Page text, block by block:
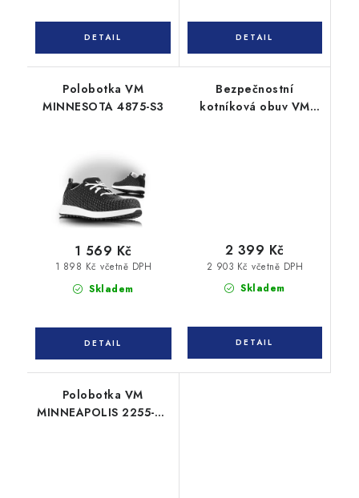
Polobotka VM
MINNESOTA 4875-S3
Skladem
1 898 Kč včetně DPH
1 569 Kč
Bezpečnostní
kotníková obuv VM
Skladem
2 903 Kč včetně DPH
2 399 Kč
Polobotka VM
MINNEAPOLIS 2255-S3